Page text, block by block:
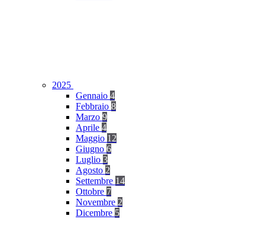
2025
Gennaio 4
Febbraio 8
Marzo 9
Aprile 4
Maggio 12
Giugno 6
Luglio 3
Agosto 2
Settembre 14
Ottobre 7
Novembre 2
Dicembre 5